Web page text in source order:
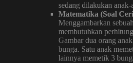
sedang dilakukan
Matematika (Soal
Menggambarkan
membutuhkan
Gambar dua orang
bunga. Satu anak
lainnya memetik 3